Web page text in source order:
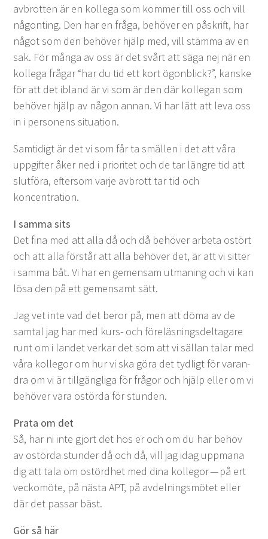
avbrot­ten är en kol­le­ga som kom­mer till oss och vill
någonting. Den har en frå­ga, behöver en påskrift, har
något som den behöver hjälp med, vill stäm­ma av en
sak. För mån­ga av oss är det svårt att säga nej när en
kol­le­ga frå­gar“har du tid ett kort ögonblick?”, kanske
för att det ibland är vi som är den där kol­le­gan som
behöver hjälp av någon annan. Vi har lätt att leva oss
in i per­so­n­ens situation.
Sam­tidigt är det vi som får ta smällen i det att våra
uppgifter åker ned i pri­or­itet och de tar län­gre tid att
slut­föra, efter­som var­je avbrott tar tid och
koncentration.
I sam­ma sits
Det fina med att alla då och då behöver arbe­ta ostört
och att alla förstår att alla behöver det, är att vi sit­ter
i sam­ma båt. Vi har en gemen­sam utman­ing och vi kan
lösa den på ett gemen­samt sätt.
Jag vet inte vad det beror på, men att döma av de
sam­tal jag har med kurs- och föreläs­nings­delt­a­gare
runt om i lan­det verkar det som att vi säl­lan talar med
våra kol­le­gor om hur vi ska göra det tydligt för varan­
dra om vi är till­gäng­li­ga för frå­gor och hjälp eller om vi
behöver vara ostör­da för stunden.
Pra­ta om det
Så, har ni inte gjort det hos er och om du har behov
av ostör­da stun­der då och då, vill jag idag upp­mana
dig att tala om ostörd­het med dina kol­le­gor — på ert
veck­omöte, på näs­taAPT, på avdel­ningsmötet eller
där det pas­sar bäst.
Gör så här